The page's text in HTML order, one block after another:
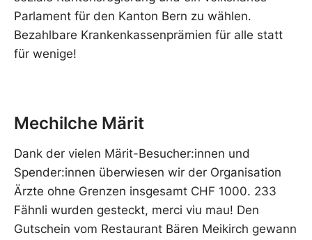
Parlament für den Kanton Bern zu wählen.
Bezahlbare Krankenkassenprämien für alle statt
für wenige!
Mechilche Märit
Dank der vielen Märit-Besucher:innen und
Spender:innen überwiesen wir der Organisation
Ärzte ohne Grenzen insgesamt CHF 1000. 233
Fähnli wurden gesteckt, merci viu mau! Den
Gutschein vom Restaurant Bären Meikirch gewann